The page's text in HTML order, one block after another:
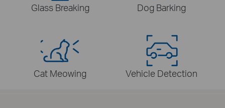
Glass Breaking Dog Barking
Cat Meowing Vehicle Detection